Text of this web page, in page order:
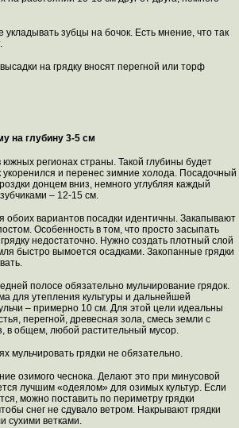
зубцы на бочок. Есть мнение, что так
на грядку вносят перегной или торф
на глубину 3-5 см
южных регионах страны. Такой глубины будет
укоренился и перенес зимние холода. Посадочный
донцем вниз, немного углубляя каждый
– 12-15 см.
обоих вариантов посадки идентичны. Закапывают
Особенность в том, что просто засыпать
недостаточно. Нужно создать плотный слой
быстро вымоется осадками. Закопанные грядки
полосе обязательно мульчирование грядок.
для утепления культуры и дальнейшей
– примерно 10 см. Для этой цели идеальны
перегной, древесная зола, смесь земли с
в общем, любой растительный мусор.
мульчировать грядки не обязательно.
озимого чеснока. Делают это при минусовой
лучшим «одеялом» для озимых культур. Если
можно поставить по периметру грядки
снег не сдувало ветром. Накрывают грядки
сухими ветками.